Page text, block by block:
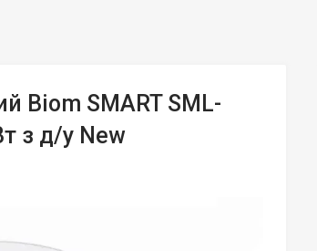
Biom SMART SML-
з д/у New